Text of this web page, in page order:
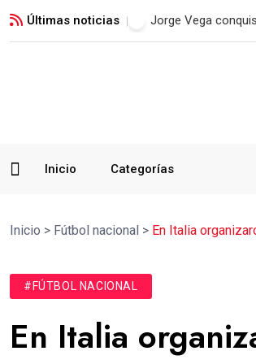
Últimas noticias Real Madrid blinda
Inicio Categorías
Inicio > Fútbol nacional > En Italia
#FÚTBOL NACIONAL
En Italia